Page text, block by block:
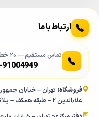
ارتباط با ما
تماس مستقیم — ۲۰ خط فعال
فروشگاه: تهران – خیابان
علاءالدین ۲ – طبقه همکف – پلاک ۱۳